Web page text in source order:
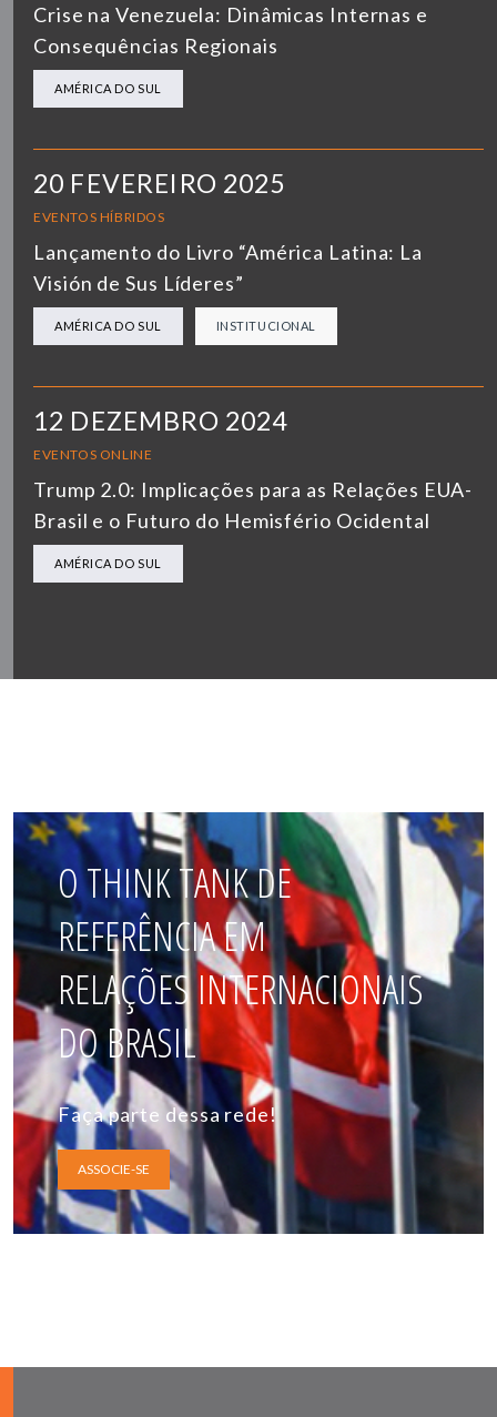
Crise na Venezuela: Dinâmicas Internas e
Consequências Regionais
AMÉRICA DO SUL
20 FEVEREIRO 2025
EVENTOS HÍBRIDOS
Lançamento do Livro “América Latina: La
Visión de Sus Líderes”
AMÉRICA DO SUL INSTITUCIONAL
12 DEZEMBRO 2024
EVENTOS ONLINE
Trump 2.0: Implicações para as Relações EUA-
Brasil e o Futuro do Hemisfério Ocidental
AMÉRICA DO SUL
O THINK TANK DE
REFERÊNCIA EM
RELAÇÕES INTERNACIONAIS
DO BRASIL
Faça parte dessa rede!
ASSOCIE-SE